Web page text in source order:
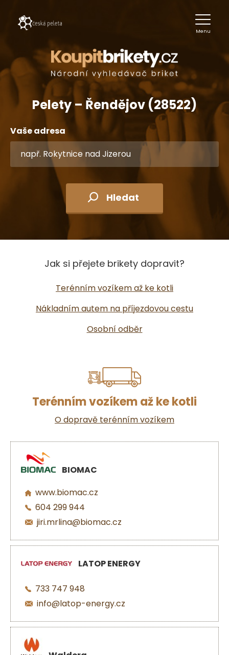
Menu
Pelety – Řendějov (28522)
Vaše adresa
Hledat
Jak si přejete brikety dopravit?
Terénním vozíkem až ke kotli
Nákladním autem na příjezdovou cestu
Osobní odběr
Terénním vozíkem až ke kotli
O dopravě terénním vozíkem
BIOMAC
www.biomac.cz
604 299 944
jiri.mrlina@biomac.cz
LATOP ENERGY
733 747 948
info@latop-energy.cz